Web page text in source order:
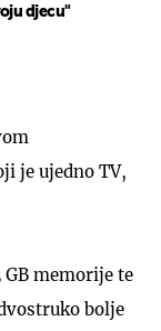
djecu"
je ujedno TV,
GB memorije te
bolje